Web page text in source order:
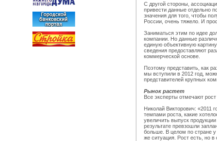
С другой стороны,
привести данные отдельно
значения для того, чтобы
России, очень тяжело. И
Заниматься этим по идее
компании. Но данные
единую объективную
сведения предоставляют
коммерческой основе.
Поэтому представить, как
мы вступили в 2012 год,
представителей крупных
Рынок растет
Все эксперты отмечают
Николай Викторович: «2011
темпами роста, какие
увеличить выпуск
результате превзошли
больше. В целом по стране у
же ситуация. Рост есть, но